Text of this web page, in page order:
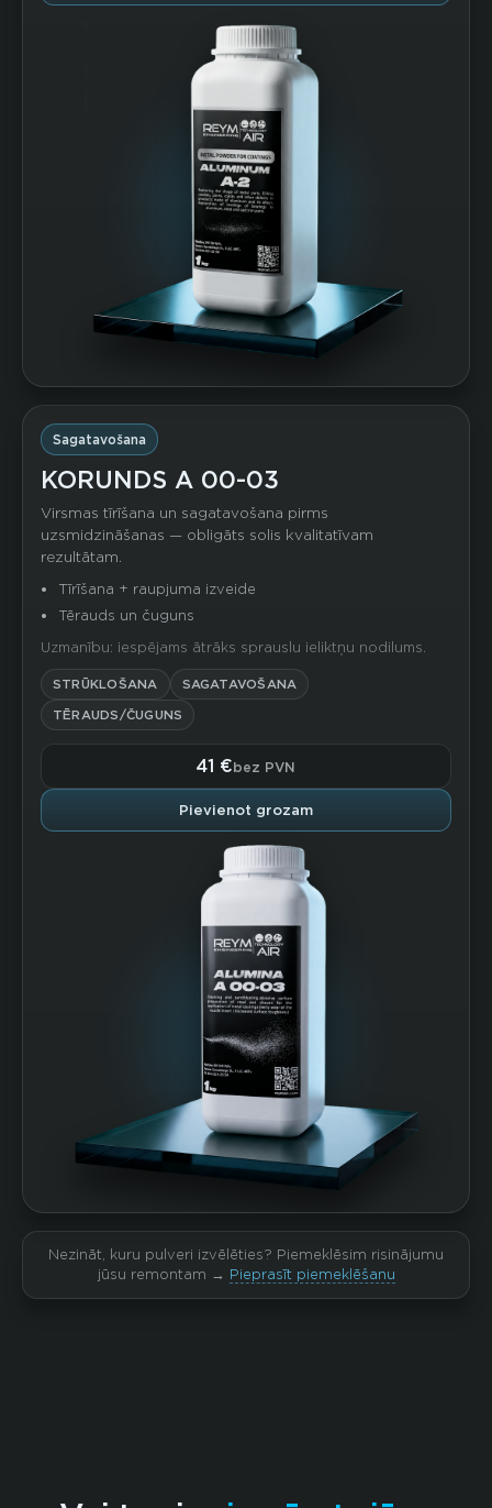
Sagatavošana
KORUNDS A 00-03
Virsmas tīrīšana un sagatavošana pirms
uzsmidzināšanas — obligāts solis kvalitatīvam
rezultātam.
Tīrīšana + raupjuma izveide
Tērauds un čuguns
Uzmanību: iespējams ātrāks sprauslu ieliktņu nodilums.
STRŪKLOŠANA
SAGATAVOŠANA
TĒRAUDS/ČUGUNS
41 €bez PVN
Pievienot grozam
Nezināt, kuru pulveri izvēlēties? Piemeklēsim risinājumu
jūsu remontam → Pieprasīt piemeklēšanu